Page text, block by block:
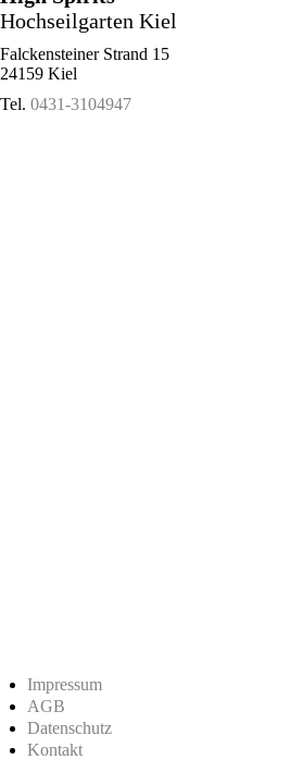
Hochseilgarten Kiel
Falckensteiner Strand 15
24159 Kiel
Tel. 0431-3104947
Impressum
AGB
Datenschutz
Kontakt